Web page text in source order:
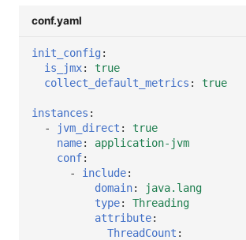
conf.yaml
init_config :
is_jmx:
true
collect_default_metrics : true
instances :
-
jvm_direct :
true
name:
application-jvm
conf:
-
include:
domain:
java.lang
type:
Threading
attribute:
ThreadCount :